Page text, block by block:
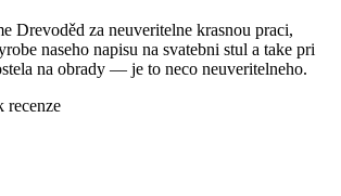
Drevoděd za neuveritelne krasnou praci,
naseho napisu na svatebni stul a take pri
na obrady — je to neco neuveritelneho.
recenze